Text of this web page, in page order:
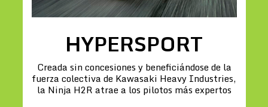
HYPERSPORT
Creada sin concesiones y beneficiándose de la
fuerza colectiva de Kawasaki Heavy Industries,
la Ninja H2R atrae a los pilotos más expertos